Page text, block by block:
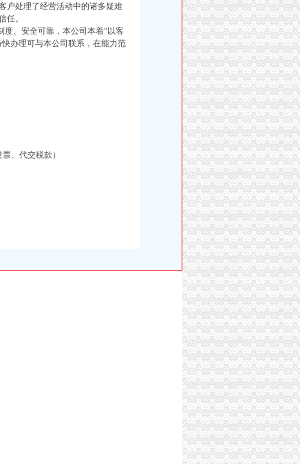
户处理了经营活动中的诸多疑难
任。
、安全可靠，本公司本着“以客
办理可与本公司联系，在能力范
、代交税款）